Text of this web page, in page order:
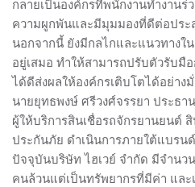
กลายเป็นองค์กรที่พนักงานทำงาน
ความผูกพันและมีมุมมองที่ดีต่อประ
นอกจากนี้ ยังมีกลไกและแนวทาง
อยู่เสมอ ทำให้สามารถปรับตัวรับ
ได้ดีส่งผลให้องค์กรเติบโตได้อย่าง
นายยุทธพงษ์ ศรีวงศ์จรรยา ประธา
ผู้ให้บริการสินเชื่อรถจักรยานยนต์
ประกันภัย ดำเนินการภายใต้แบรนด์
ปัจจุบันบริษัท ไฮเวย์ จำกัด มีจำนว
คนล้วนแต่เป็นทรัพยากรที่มีค่า แล